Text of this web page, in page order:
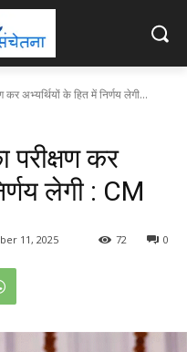
कर अभ्यर्थियों के हित में निर्णय लेगी...
परीक्षण कर
लेगी : CM
11, 2025 0
72